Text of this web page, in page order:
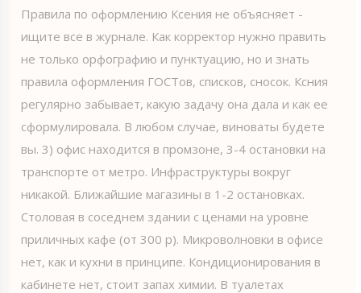
Правила по оформлению Ксения не объясняет -
ищите все в журнале. Как корректор нужно править
не только орфографию и пунктуацию, но и знать
правила оформления ГОСТов, списков, сносок. Ксния
регулярно забывает, какую задачу она дала и как ее
сформулировала. В любом случае, виноваты будете
вы. 3) офис находится в промзоне, 3-4 остановки на
транспорте от метро. Инфраструктуры вокруг
никакой. Ближайшие магазины в 1-2 остановках.
Столовая в соседнем здании с ценами на уровне
приличных кафе (от 300 р). Микроволновки в офисе
нет, как и кухни в принципе. Кондиционирования в
кабинете нет, стоит запах химии. В туалетах